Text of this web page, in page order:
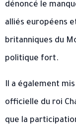
dénoncé le
alliés européens
britanniques du
politique fort.
Il a également
officielle du roi
que la